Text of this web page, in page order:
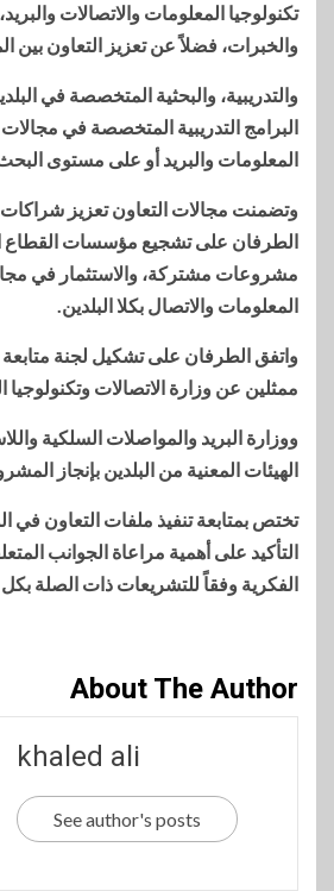
تكنولوجيا المعلومات والاتصالات
والخبرات، فضلاً عن تعزيز التعاون بين
والتدريبية، والبحثية المتخصصة في
البرامج التدريبية المتخصصة في مجالات
المعلومات والبريد أو على مستوى
وتضمنت مجالات التعاون تعزيز
الطرفان على تشجيع مؤسسات القطاع
مشروعات مشتركة، والاستثمار في
المعلومات والاتصال بكلا البلدين.
واتفق الطرفان على تشكيل لجنة
ممثلين عن وزارة الاتصالات
ووزارة البريد والمواصلات السلكية
الهيئات المعنية من البلدين بإنجاز
تختص بمتابعة تنفيذ ملفات التعاون في
التأكيد على أهمية مراعاة الجوانب
الفكرية وفقاً للتشريعات ذات الصلة بكل
About The Author
khaled ali
See author's posts